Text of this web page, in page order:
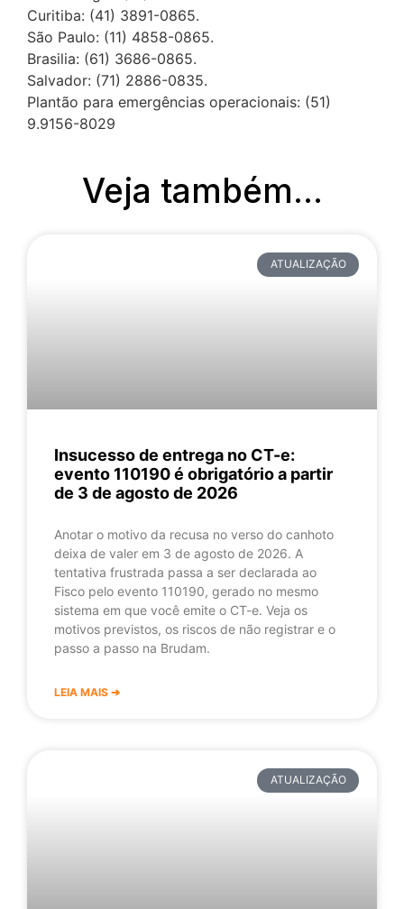
Curitiba: (41) 3891-0865.
São Paulo: (11) 4858-0865.
Brasilia: (61) 3686-0865.
Salvador: (71) 2886-0835.
Plantão para emergências operacionais: (51)
9.9156-8029
Veja também...
ATUALIZAÇÃO
Insucesso de entrega no CT-e:
evento 110190 é obrigatório a partir
de 3 de agosto de 2026
Anotar o motivo da recusa no verso do canhoto
deixa de valer em 3 de agosto de 2026. A
tentativa frustrada passa a ser declarada ao
Fisco pelo evento 110190, gerado no mesmo
sistema em que você emite o CT-e. Veja os
motivos previstos, os riscos de não registrar e o
passo a passo na Brudam.
LEIA MAIS ➔
ATUALIZAÇÃO